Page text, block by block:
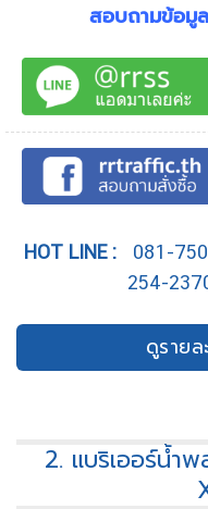
สอบถามข้อมู
HOT LINE : 081-
254-
ดูรายล
2. แบริเออร์น้ำ